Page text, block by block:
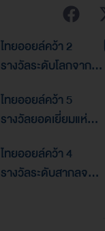
ไทยออยล์คว้า 2
รางวัลระดับโลกจาก
Finance Awards
2026ตอกย้ำความเป็น
เลิศด้านการบริหาร
การเงินและการระดม
ทุน
ไทยออยล์คว้า 5
รางวัลยอดเยี่ยมแห่ง
รางวัล “Asian
Excellence Award
ไทยออยล์คว้า 4
รางวัลระดับสากลจาก